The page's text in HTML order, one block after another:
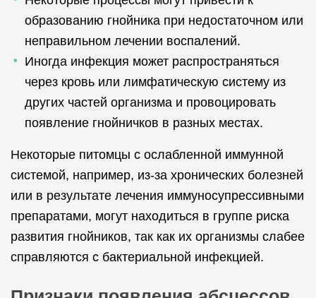
образованию гнойника при недостаточном или
неправильном лечении воспалений.
Иногда инфекция может распространяться
через кровь или лимфатическую систему из
других частей организма и провоцировать
появление гнойничков в разных местах.
Некоторые питомцы с ослабленной иммунной
системой, например, из-за хронических болезней
или в результате лечения иммуносупрессивными
препаратами, могут находиться в группе риска
развития гнойников, так как их организмы слабее
справляются с бактериальной инфекцией.